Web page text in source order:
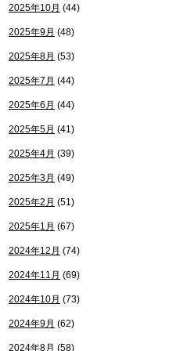
2025年10月 (44)
2025年9月 (48)
2025年8月 (53)
2025年7月 (44)
2025年6月 (44)
2025年5月 (41)
2025年4月 (39)
2025年3月 (49)
2025年2月 (51)
2025年1月 (67)
2024年12月 (74)
2024年11月 (69)
2024年10月 (73)
2024年9月 (62)
2024年8月 (58)